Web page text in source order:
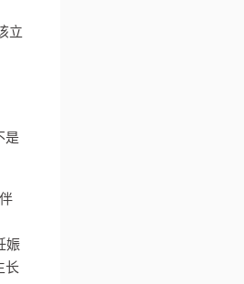
立
是
娠
长